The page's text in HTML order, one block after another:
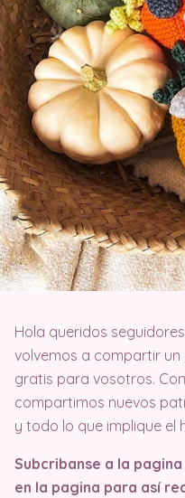
Hola queridos
volvemos a compartir
gratis para vosotros.
compartimos nuevos
y todo lo que implique el
Subcribanse a la
en la pagina para así